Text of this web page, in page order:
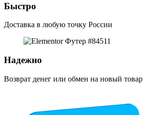
Быстро
Доставка в любую точку России
Надежно
Возврат денег или обмен на новый товар